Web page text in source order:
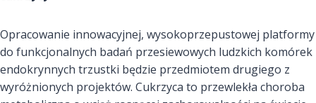
Opracowanie innowacyjnej, wysokoprzepustowej platformy
do funkcjonalnych badań przesiewowych ludzkich komórek
endokrynnych trzustki będzie przedmiotem drugiego z
wyróżnionych projektów. Cukrzyca to przewlekła choroba